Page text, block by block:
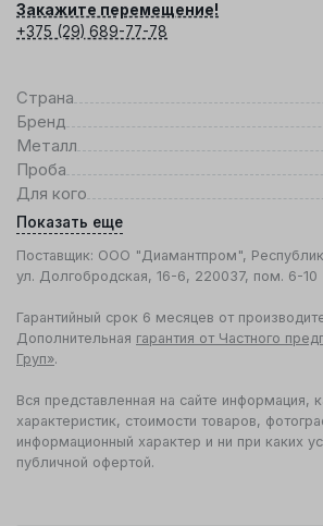
Закажите перемещение!
+375 (29) 689-77-78
Страна
Бренд
Металл
Проба
Для кого
Показать еще
Поставщик: ООО "Диамантпром",
ул. Долгобродская, 16-6, 220037, пом. 6-10
Гарантийный срок 6 месяцев от
Дополнительная гарантия от Частного
Груп».
Вся представленная на сайте информация,
характеристик, стоимости товаров,
информационный характер и ни при каких
публичной офертой.